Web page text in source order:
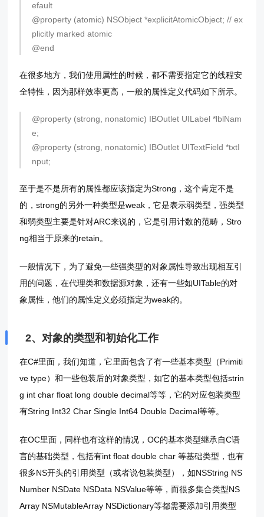
efault
@property (atomic) NSObject *explicitAtomicObject; // ex
plicitly marked atomic
@end
在很多地方，我们使用属性的时候，都不需要指定它的线程安
全特性，因为那样效率更高，一般的属性定义代码如下所示。
@property (strong, nonatomic) IBOutlet UILabel *lblNam
e;
@property (strong, nonatomic) IBOutlet UITextField *txtI
nput;
至于是不是所有的属性都应该指定为Strong，这个肯定不是
的，strong的另外一种类型是weak，它是表示弱类型，强类型
和弱类型主要是针对ARC来说的，它是引用计数的范畴，Stro
ng相当于原来的retain。
一般情况下，为了避免一些强类型的对象属性导致出现相互引
用的问题，在代理类和数据源对象，还有一些如UITable的对
象属性，他们的属性定义必须指定为weak的。
2、对象的类型和初始化工作
在C#里面，我们知道，它里面包含了有一些基本类型（Primiti
ve type）和一些包装后的对象类型，如它的基本类型包括strin
g int char float long double decimal等等，它的对应包装类型
有String Int32 Char Single Int64 Double Decimal等等。
在OC里面，同样也有这样的情况，OC的基本类型继承自C语
言的基础类型，包括有int float double char 等基础类型，也有
很多NS开头的引用类型（或者说包装类型），如NSString NS
Number NSDate NSData NSValue等等，而很多集合类型NS
Array NSMutableArray NSDictionary等都需要添加引用类型